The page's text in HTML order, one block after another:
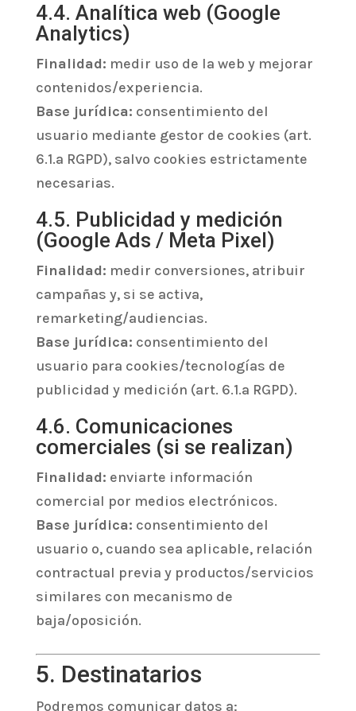
4.4. Analítica web (Google
Analytics)
Finalidad: medir uso de la web y mejorar
contenidos/experiencia.
Base jurídica: consentimiento del
usuario mediante gestor de cookies (art.
6.1.a RGPD), salvo cookies estrictamente
necesarias.
4.5. Publicidad y medición
(Google Ads / Meta Pixel)
Finalidad: medir conversiones, atribuir
campañas y, si se activa,
remarketing/audiencias.
Base jurídica: consentimiento del
usuario para cookies/tecnologías de
publicidad y medición (art. 6.1.a RGPD).
4.6. Comunicaciones
comerciales (si se realizan)
Finalidad: enviarte información
comercial por medios electrónicos.
Base jurídica: consentimiento del
usuario o, cuando sea aplicable, relación
contractual previa y productos/servicios
similares con mecanismo de
baja/oposición.
5. Destinatarios
Podremos comunicar datos a: